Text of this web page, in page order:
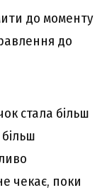
до моменту
до
стала більш
чекає, поки